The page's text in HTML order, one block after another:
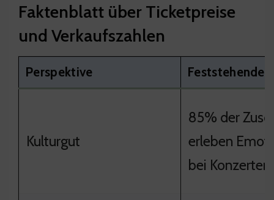
Faktenblatt über Ticketpreise
und Verkaufszahlen
Perspektive Feststehender
Kulturgut
85% der
erleben
bei Konzerten